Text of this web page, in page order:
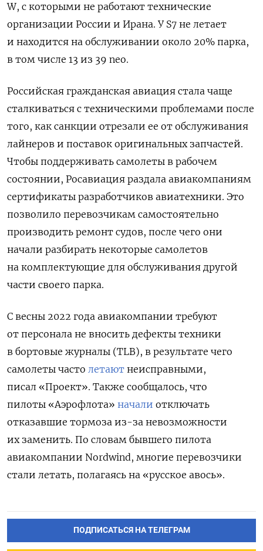
W, с которыми не работают технические
организации России и Ирана. У S7 не летает
и находится на обслуживании около 20% парка,
в том числе 13 из 39 neo.
Российская гражданская авиация стала чаще
сталкиваться с техническими проблемами после
того, как санкции отрезали ее от обслуживания
лайнеров и поставок оригинальных запчастей.
Чтобы поддерживать самолеты в рабочем
состоянии, Росавиация раздала авиакомпаниям
сертификаты разработчиков авиатехники. Это
позволило перевозчикам самостоятельно
производить ремонт судов, после чего они
начали разбирать некоторые самолетов
на комплектующие для обслуживания другой
части своего парка.
С весны 2022 года авиакомпании требуют
от персонала не вносить дефекты техники
в бортовые журналы (TLB), в результате чего
самолеты часто летают неисправными,
писал «Проект». Также сообщалось, что
пилоты «Аэрофлота» начали отключать
отказавшие тормоза из-за невозможности
их заменить. По словам бывшего пилота
авиакомпании Nordwind, многие перевозчики
стали летать, полагаясь на «русское авось».
ПОДПИСАТЬСЯ НА ТЕЛЕГРАМ